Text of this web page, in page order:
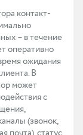
контакт-
– в течение
оперативно
ожидания
В
может
с
(звонок,